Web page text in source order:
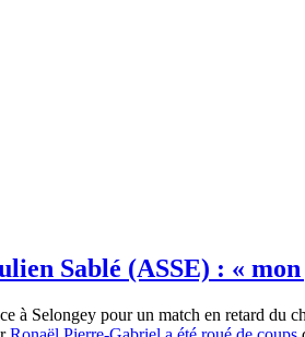
Sablé (ASSE) : «
à Selongey pour un match en retard